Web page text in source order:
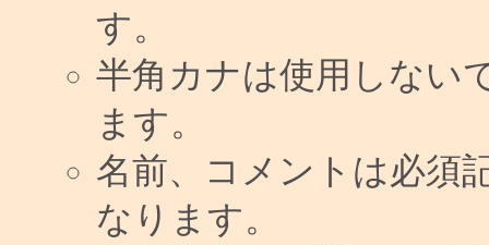
す。
半角カナは使用しない
ます。
名前、コメントは必須
なります。